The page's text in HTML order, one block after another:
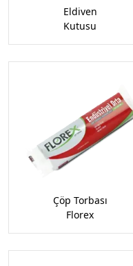
Eldiven
Kutusu
Çöp Torbası
Florex